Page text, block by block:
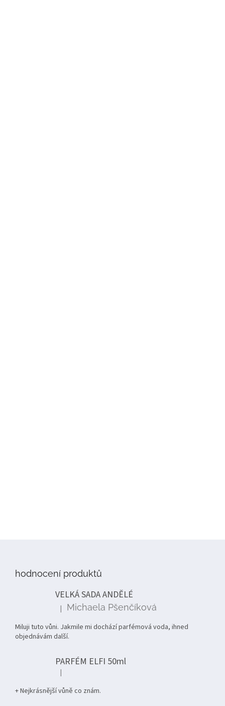
hodnocení produktů
VELKÁ SADA ANDĚLÉ
Hodnocení produktu je 5 z 5 hvězdiček.
| Michaela Pšenčíková
Miluji tuto vůni. Jakmile mi dochází parfémová voda, ihned
objednávám další.
PARFÉM ELFI 50ml
Hodnocení produktu je 5 z 5 hvězdiček.
|
+ Nejkrásnější vůně co znám.